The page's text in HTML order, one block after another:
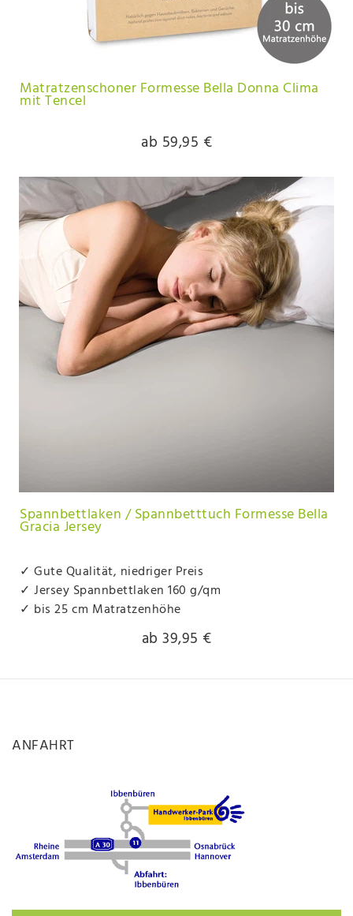
Matratzenschoner Formesse Bella Donna Clima
mit Tencel
ab 59,95 €
Spannbettlaken / Spannbetttuch Formesse Bella
Gracia Jersey
✓ Gute Qualität, niedriger Preis
✓ Jersey Spannbettlaken 160 g/qm
✓ bis 25 cm Matratzenhöhe
ab 39,95 €
ANFAHRT